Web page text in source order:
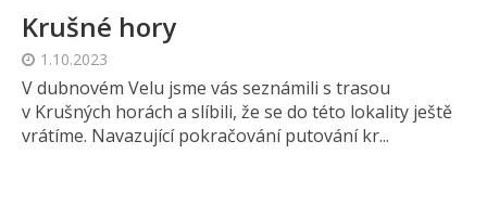
Krušné hory
1.10.2023
V dubnovém Velu jsme vás seznámili s trasou
v Krušných horách a slíbili, že se do této lokality ještě
vrátíme. Navazující pokračování putování kr...